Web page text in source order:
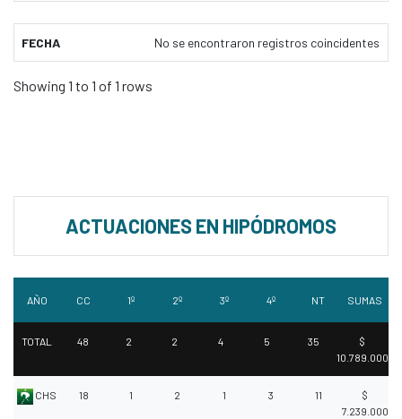
FECHA No se encontraron registros coincidentes
Showing 1 to 1 of 1 rows
ACTUACIONES EN HIPÓDROMOS
AÑO CC 1º 2º 3º 4º NT SUMAS
TOTAL 48 2 2 4 5 35
$
10.789.000
CHS 18 1 2 1 3 11
$
7.239.000